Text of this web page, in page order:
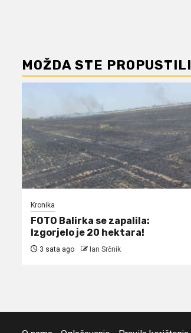
MOŽDA STE PROPUSTILI
Kronika
FOTO Balirka se zapalila:
Izgorjelo je 20 hektara!
3 sata ago Ian Srčnik